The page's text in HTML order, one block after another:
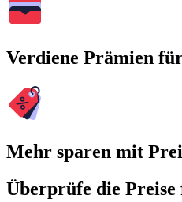
Verdiene Prämien
Mehr sparen mit
Überprüfe die Preise